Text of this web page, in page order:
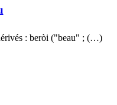
: beròi ("beau" ; (…)